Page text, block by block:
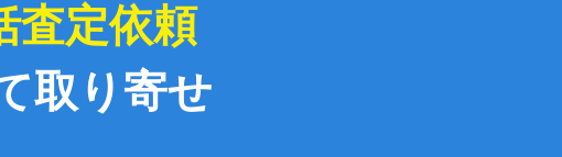
査定依頼
取り寄せ